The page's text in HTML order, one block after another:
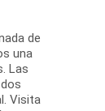
de
una
Las
Visita